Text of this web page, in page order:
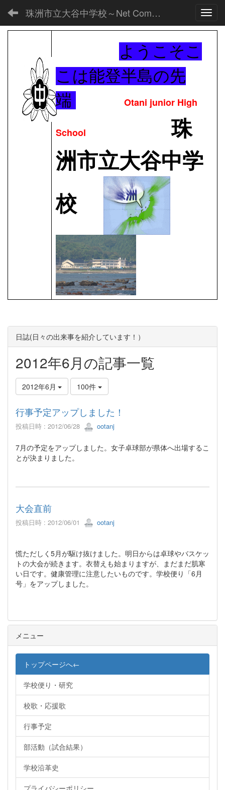
珠洲市立大谷中学校～Net Commons～
ようこそこ
こは能登半島の先
端
Otani junior High
School
珠
洲市立大谷中学
校
日誌(日々の出来事を紹介しています！）
2012年6月の記事一覧
2012年6月 100件
行事予定アップしました！
投稿日時 : 2012/06/28 ootanj
7月の予定をアップしました。女子卓球部が県体へ出場するこ
とが決まりました。
大会直前
投稿日時 : 2012/06/01 ootanj
慌ただしく5月が駆け抜けました。明日からは卓球やバスケッ
トの大会が続きます。衣替えも始まりますが、まだまだ肌寒
い日です。健康管理に注意したいものです。学校便り「6月
号」をアップしました。
メニュー
トップページへ←
学校便り・研究
校歌・応援歌
行事予定
部活動（試合結果）
学校沿革史